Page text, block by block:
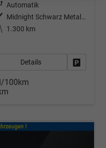
Getriebe Automatik
Midnight Schwarz Metallic
Kilometerstand
1.300 km
Details
100km